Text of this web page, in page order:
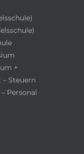
+
Steuern
Personal